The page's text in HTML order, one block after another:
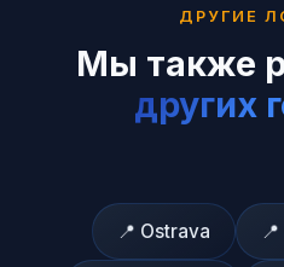
ДРУГИЕ
Мы также
других
📍 Ostrava 📍